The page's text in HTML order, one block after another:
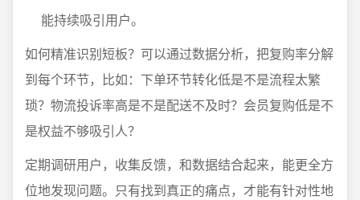
能持续吸引用户。
如何精准识别短板？可以通过数据分析，把复购率分解
到每个环节，比如：下单环节转化低是不是流程太繁
琐？物流投诉率高是不是配送不及时？会员复购低是不
是权益不够吸引人？
定期调研用户，收集反馈，和数据结合起来，能更全方
位地发现问题。只有找到真正的痛点，才能有针对性地